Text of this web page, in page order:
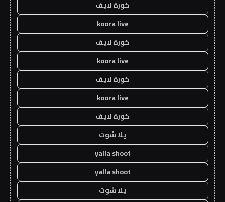
كورة لايف
koora live
كورة لايف
koora live
كورة لايف
koora live
كورة لايف
يلا شوت
yalla shoot
yalla shoot
يلا شوت